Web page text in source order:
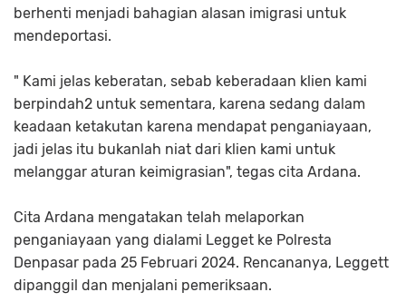
berhenti menjadi bahagian alasan imigrasi untuk
mendeportasi.
" Kami jelas keberatan, sebab keberadaan klien kami
berpindah2 untuk sementara, karena sedang dalam
keadaan ketakutan karena mendapat penganiayaan,
jadi jelas itu bukanlah niat dari klien kami untuk
melanggar aturan keimigrasian", tegas cita Ardana.
Cita Ardana mengatakan telah melaporkan
penganiayaan yang dialami Legget ke Polresta
Denpasar pada 25 Februari 2024. Rencananya, Leggett
dipanggil dan menjalani pemeriksaan.